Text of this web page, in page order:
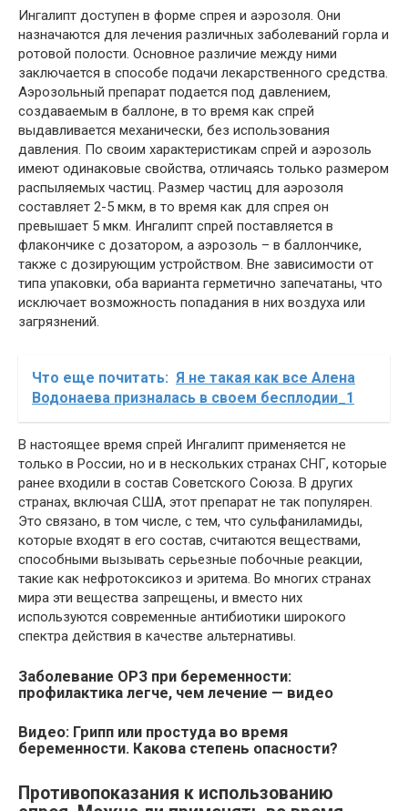
Ингалипт доступен в форме спрея и аэрозоля. Они
назначаются для лечения различных заболеваний горла и
ротовой полости. Основное различие между ними
заключается в способе подачи лекарственного средства.
Аэрозольный препарат подается под давлением,
создаваемым в баллоне, в то время как спрей
выдавливается механически, без использования
давления. По своим характеристикам спрей и аэрозоль
имеют одинаковые свойства, отличаясь только размером
распыляемых частиц. Размер частиц для аэрозоля
составляет 2-5 мкм, в то время как для спрея он
превышает 5 мкм. Ингалипт спрей поставляется в
флакончике с дозатором, а аэрозоль – в баллончике,
также с дозирующим устройством. Вне зависимости от
типа упаковки, оба варианта герметично запечатаны, что
исключает возможность попадания в них воздуха или
загрязнений.
Что еще почитать: Я не такая как все Алена
Водонаева призналась в своем бесплодии_1
В настоящее время спрей Ингалипт применяется не
только в России, но и в нескольких странах СНГ, которые
ранее входили в состав Советского Союза. В других
странах, включая США, этот препарат не так популярен.
Это связано, в том числе, с тем, что сульфаниламиды,
которые входят в его состав, считаются веществами,
способными вызывать серьезные побочные реакции,
такие как нефротоксикоз и эритема. Во многих странах
мира эти вещества запрещены, и вместо них
используются современные антибиотики широкого
спектра действия в качестве альтернативы.
Заболевание ОРЗ при беременности:
профилактика легче, чем лечение — видео
Видео: Грипп или простуда во время
беременности. Какова степень опасности?
Противопоказания к использованию